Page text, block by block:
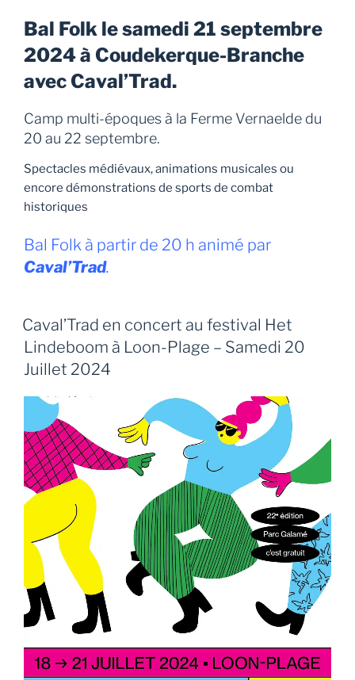
Bal Folk le samedi 21 septembre
2024 à Coudekerque-Branche
avec Caval’Trad.
Camp multi-époques à la Ferme Vernaelde du
20 au 22 septembre.
Spectacles médiévaux, animations musicales ou
encore démonstrations de sports de combat
historiques
Bal Folk à partir de 20 h animé par
Caval’Trad.
Caval’Trad en concert au festival Het
Lindeboom à Loon-Plage – Samedi 20
Juillet 2024